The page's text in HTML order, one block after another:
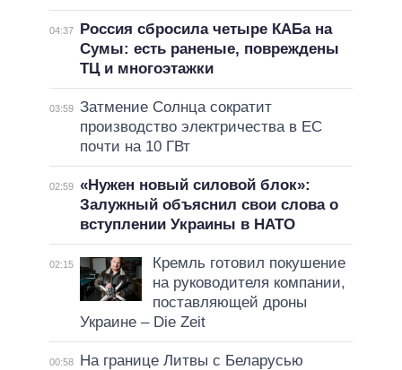
04:37
Россия сбросила четыре КАБа на
Сумы: есть раненые, повреждены
ТЦ и многоэтажки
03:59 Затмение Солнца сократит
производство электричества в ЕС
почти на 10 ГВт
02:59 «Нужен новый силовой блок»:
Залужный объяснил свои слова о
вступлении Украины в НАТО
02:15
Кремль готовил покушение
на руководителя компании,
поставляющей дроны
Украине – Die Zeit
00:58
На границе Литвы с Беларусью